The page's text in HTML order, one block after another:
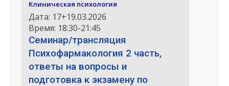
Клиническая психология
Дата: 17+19.03.2026
Время: 18:30-21:45
Семинар/трансляция
Психофармакология 2 часть,
ответы на вопросы и
подготовка к экзамену по